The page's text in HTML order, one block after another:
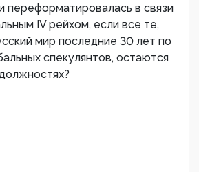
переформатировалась в связи
IV рейхом, если все те,
мир последние 30 лет по
спекулянтов, остаются